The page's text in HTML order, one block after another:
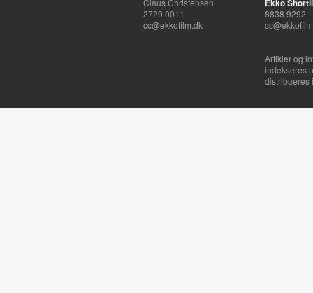
Claus Christensen
2729 0011
cc@ekkofilm.dk
Ekko
8838 9292
Artikler og
indekseres
distribueres